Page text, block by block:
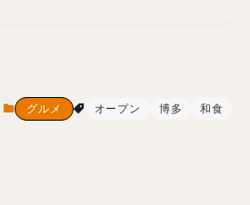
グルメ オープン 博多 和食